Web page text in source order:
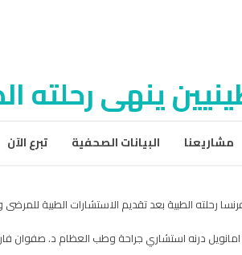
مشاريعنا البيانات الصحفية تبرع الآن
ينهى رحلته
رحلته الطبية بعد تقديم الاستشارات الطبية
درنه استشاري جراحة وطب العظام د. صفوان فارس